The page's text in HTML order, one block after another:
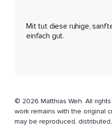
Weil jeder alles haben,
Und weil jeder weiß,
Dass er alles teilen darf.
Mit tut diese ruhige,
einfach gut.
© 2026 Matthias Weh. All
work remains with the original
may be reproduced,